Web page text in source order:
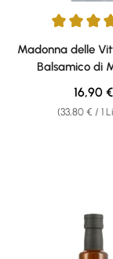
Madonna delle
Balsamico di
Biologico
(33,80 € / 1
16,90 €